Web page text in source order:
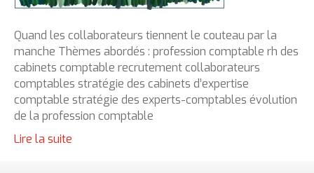
Quand les collaborateurs tiennent le couteau par la
manche Thèmes abordés : profession comptable rh des
cabinets comptable recrutement collaborateurs
comptables stratégie des cabinets d’expertise
comptable stratégie des experts-comptables évolution
de la profession comptable
Lire la suite